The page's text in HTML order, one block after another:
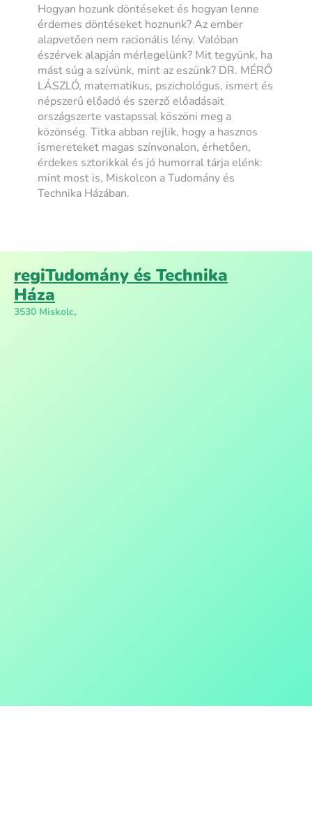
Hogyan hozunk döntéseket és hogyan lenne
érdemes döntéseket hoznunk? Az ember
alapvetően nem racionális lény. Valóban
észérvek alapján mérlegelünk? Mit tegyünk, ha
mást súg a szívünk, mint az eszünk? DR. MÉRŐ
LÁSZLÓ, matematikus, pszichológus, ismert és
népszerű előadó és szerző előadásait
országszerte vastapssal köszöni meg a
közönség. Titka abban rejlik, hogy a hasznos
ismereteket magas színvonalon, érhetően,
érdekes sztorikkal és jó humorral tárja elénk:
mint most is, Miskolcon a Tudomány és
Technika Házában.
regiTudomány és Technika
Háza
3530 Miskolc,